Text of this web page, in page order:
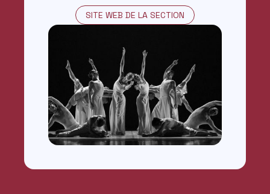
SITE WEB DE LA SECTION